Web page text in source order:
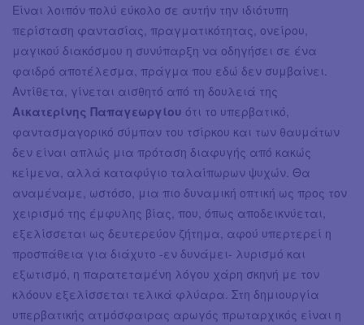
Είναι λοιπόν πολύ εύκολο σε αυτήν την ιδιότυπη
περίσταση φαντασίας, πραγματικότητας, ονείρου,
μαγικού διακόσμου η συνύπαρξη να οδηγήσει σε ένα
φαιδρό αποτέλεσμα, πράγμα που εδώ δεν συμβαίνει.
Αντίθετα, γίνεται αισθητό από τη δουλειά της
Αικατερίνης Παπαγεωργίου ότι το υπερβατικό,
φαντασμαγορικό σύμπαν του τσίρκου και των θαυμάτων
δεν είναι απλώς μια πρόταση διαφυγής από κακώς
κείμενα, αλλά καταφύγιο ταλαίπωρων ψυχών. Θα
αναμέναμε, ωστόσο, μια πιο δυναμική οπτική ως προς τον
χειρισμό της έμφυλης βίας, που, όπως αποδεικνύεται,
εξελίσσεται ως δευτερεύον ζήτημα, αφού υπερτερεί η
προσπάθεια για διάχυτο -εν δυνάμει- λυρισμό και
εξωτισμό, η παρατεταμένη λόγου χάρη σκηνή με τον
κλόουν εξελίσσεται τελικά φλύαρα. Στη δημιουργία
υπερβατικής ατμόσφαιρας αρωγός πρωταρχικός είναι η